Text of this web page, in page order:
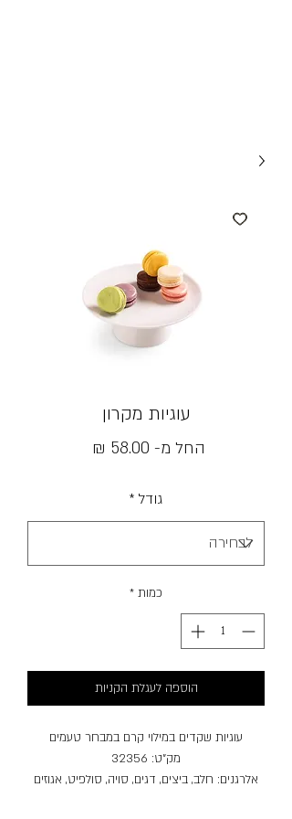
עוגיות מקרון
החל מ- 58.00 ₪
גודל *
כמות *
הוספה לעגלת הקניות
עוגיות שקדים במילוי קרם במבחר טעמים
מק"ט: 32356
אלרגנים: חלב, ביצים, דגים, סויה, סולפיט, אגוזים